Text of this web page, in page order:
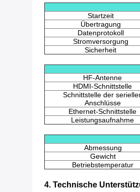
Startzeit
Übertragung
Datenprotokoll
Stromversorgung
Sicherheit
HF-Antenne
HDMI-Schnittstelle
Schnittstelle der
Anschlüsse
Ethernet-Schnittstelle
Leistungsaufnahme
Abmessung
Gewicht
Betriebstemperatur
4. Technische